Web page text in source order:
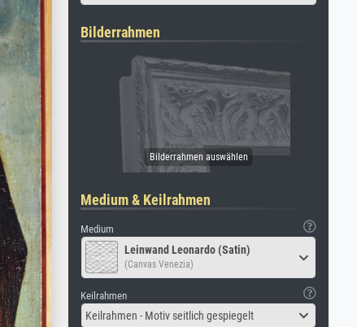
Bilderrahmen
Medium & Keilrahmen
Medium
Leinwand Leonardo (Satin)
(Canvas Venezia)
Keilrahmen
Keilrahmen - Motiv seitlich gespiegelt